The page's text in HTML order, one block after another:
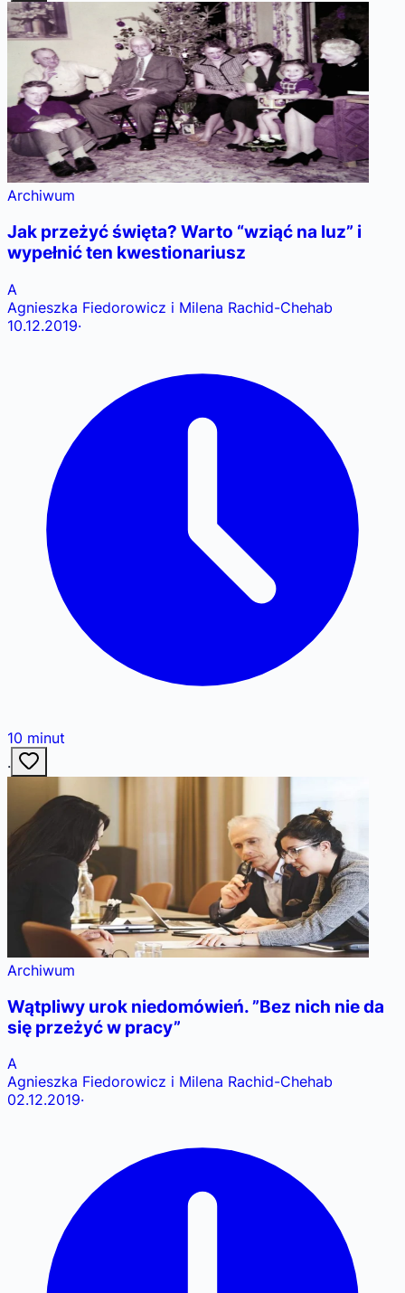
Archiwum
Jak przeżyć święta? Warto “wziąć na luz” i
wypełnić ten kwestionariusz
A
Agnieszka Fiedorowicz i Milena Rachid-Chehab
10.12.2019·
10 minut
·
Archiwum
Wątpliwy urok niedomówień. ”Bez nich nie da
się przeżyć w pracy”
A
Agnieszka Fiedorowicz i Milena Rachid-Chehab
02.12.2019·